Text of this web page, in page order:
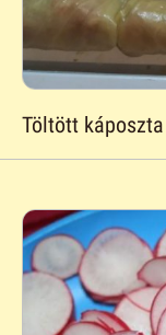
Töltött káposzta